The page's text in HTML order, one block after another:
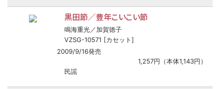
黒田節／豊年こいこい節
鳴海重光／加賀徳子
VZSG-10571 [カセット]
2009/9/16発売
1,257円（本体1,143円）
民謡